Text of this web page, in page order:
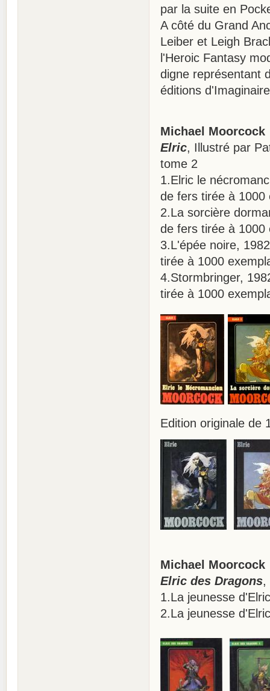
par la suite en
A côté du Grand
Leiber et Leigh
l'Heroic Fantasy
digne représentant
éditions
Michael Moorcock
Elric, Illustré par
tome 2
1.Elric le
de fers tirée à 1000
2.La sorcière
de fers tirée à 1000
3.L'épée noire,
tirée à 1000
4.Stormbringer,
tirée à 1000
Edition originale de
Michael Moorcock
Elric des Dragons,
1.La jeunesse
2.La jeunesse